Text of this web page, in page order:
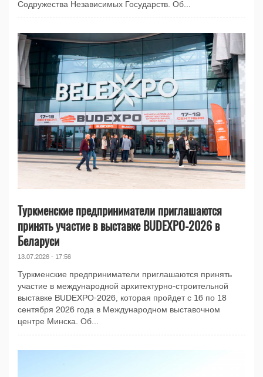
Содружества Независимых Государств. Об...
Туркменские предприниматели приглашаются
принять участие в выставке BUDEXPO-2026 в
Беларуси
13.07.2026 - 17:56
Туркменские предприниматели приглашаются принять
участие в международной архитектурно-строительной
выставке BUDEXPO-2026, которая пройдет с 16 по 18
сентября 2026 года в Международном выставочном
центре Минска. Об...